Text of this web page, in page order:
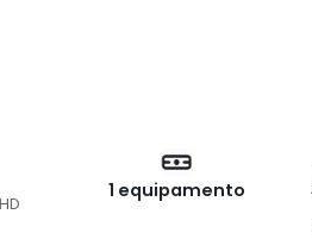
1 equipamento